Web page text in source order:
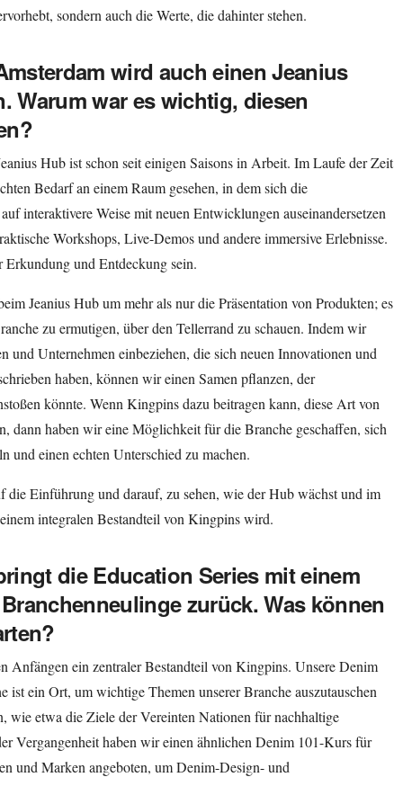
sondern auch die Werte, die dahinter stehen.
wird auch einen Jeanius
Warum war es wichtig, diesen
Hub ist schon seit einigen Saisons in Arbeit. Im Laufe der Zeit
Bedarf an einem Raum gesehen, in dem sich die
interaktivere Weise mit neuen Entwicklungen auseinandersetzen
Workshops, Live-Demos und andere immersive Erlebnisse.
und Entdeckung sein.
Jeanius Hub um mehr als nur die Präsentation von Produkten; es
zu ermutigen, über den Tellerrand zu schauen. Indem wir
und Unternehmen einbeziehen, die sich neuen Innovationen und
haben, können wir einen Samen pflanzen, der
könnte. Wenn Kingpins dazu beitragen kann, diese Art von
dann haben wir eine Möglichkeit für die Branche geschaffen, sich
und einen echten Unterschied zu machen.
die Einführung und darauf, zu sehen, wie der Hub wächst und im
integralen Bestandteil von Kingpins wird.
die Education Series mit einem
zurück. Was können
Anfängen ein zentraler Bestandteil von Kingpins. Unsere Denim
ist ein Ort, um wichtige Themen unserer Branche auszutauschen
wie etwa die Ziele der Vereinten Nationen für nachhaltige
Vergangenheit haben wir einen ähnlichen Denim 101-Kurs für
und Marken angeboten, um Denim-Design- und